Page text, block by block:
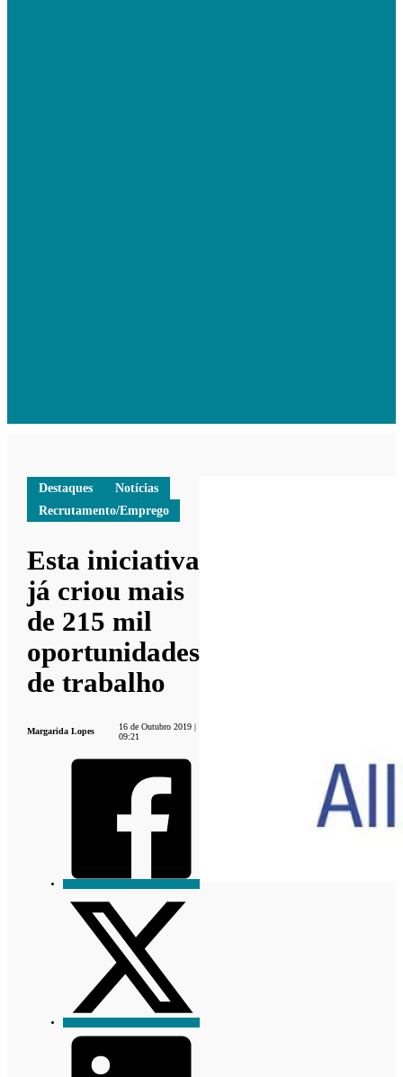
Destaques
Notícias
Recrutamento/Emprego
Esta iniciativa
já criou mais
de 215 mil
oportunidades
de trabalho
Margarida Lopes
16 de Outubro 2019 |
09:21